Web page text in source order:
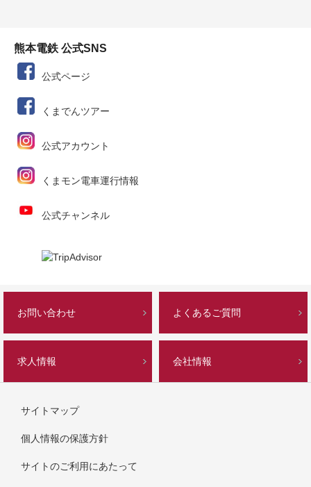
熊本電鉄 公式SNS
公式ページ
くまでんツアー
公式アカウント
くまモン電車運行情報
公式チャンネル
お問い合わせ よくあるご質問
求人情報 会社情報
サイトマップ
個人情報の保護方針
サイトのご利用にあたって